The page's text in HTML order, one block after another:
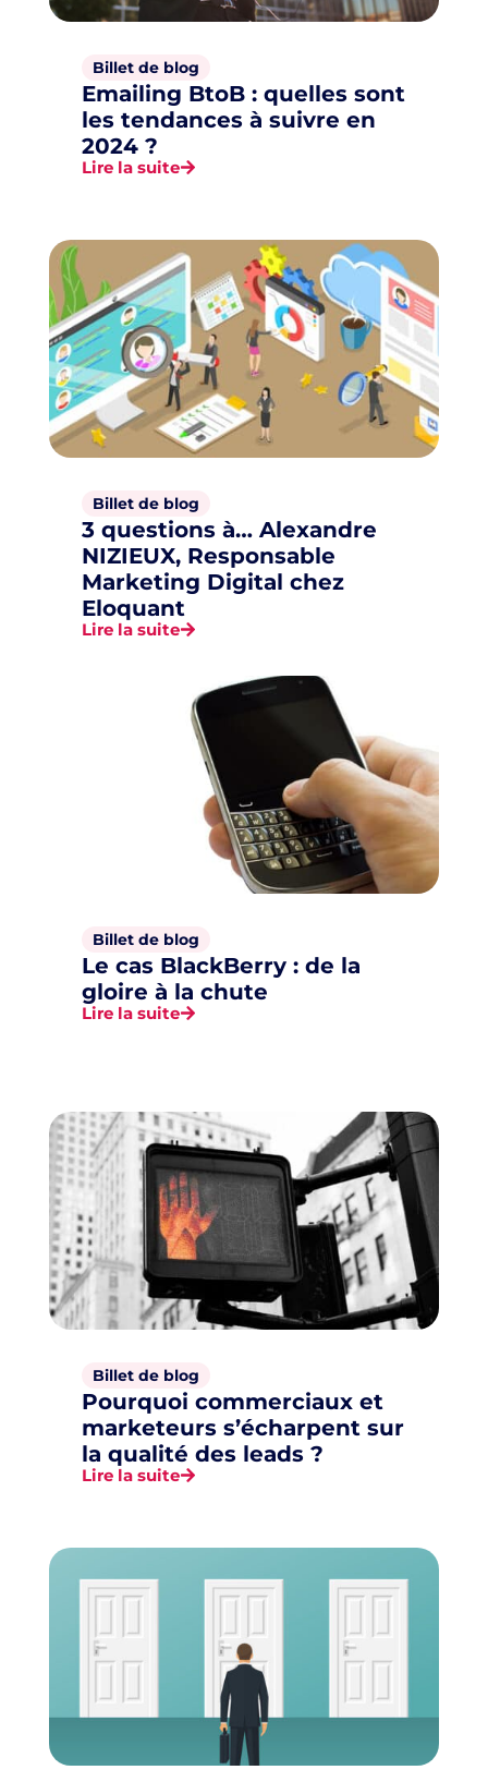
Billet de blog
Emailing BtoB : quelles sont
les tendances à suivre en
2024 ?
Lire la suite
Billet de blog
3 questions à… Alexandre
NIZIEUX, Responsable
Marketing Digital chez
Eloquant
Lire la suite
Billet de blog
Le cas BlackBerry : de la
gloire à la chute
Lire la suite
Billet de blog
Pourquoi commerciaux et
marketeurs s’écharpent sur
la qualité des leads ?
Lire la suite